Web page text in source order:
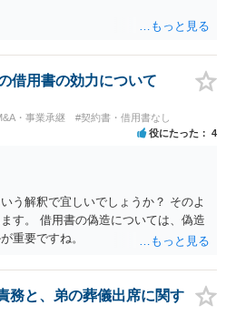
借用書の効力について
・事業承継 #契約書・借用書なし
役にたった 4
う解釈で宜しいでしょうか？ そのよ
す。 借用書の偽造については、偽造
重要ですね。
務と、弟の葬儀出席に関す